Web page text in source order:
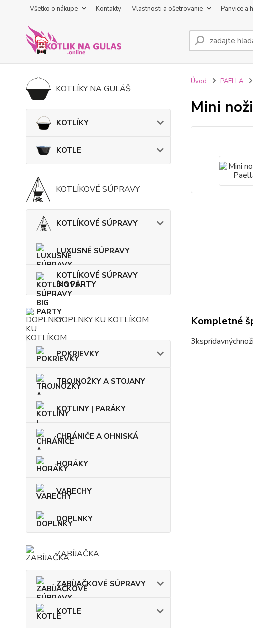
Všetko o nákupe Kontakty Vlastnosti a ošetrovanie Panvice a
KOTLÍKY NA GULÁŠ
KOTLÍKY
KOTLE
KOTLÍKOVÉ SÚPRAVY
KOTLÍKOVÉ SÚPRAVY
LUXUSNÉ SÚPRAVY
KOTLÍKOVÉ SÚPRAVY
BIG PARTY
DOPLNKY KU KOTLÍKOM
POKRIEVKY
TROJNOŽKY A STOJANY
KOTLINY | PARÁKY
CHRÁNIČE A OHNISKÁ
HORÁKY
VARECHY
DOPLNKY
ZABÍJAČKA
ZABÍJAČKOVÉ SÚPRAVY
KOTLE
Úvod PAELLA
Mini
Kompletné
3ksprídavných